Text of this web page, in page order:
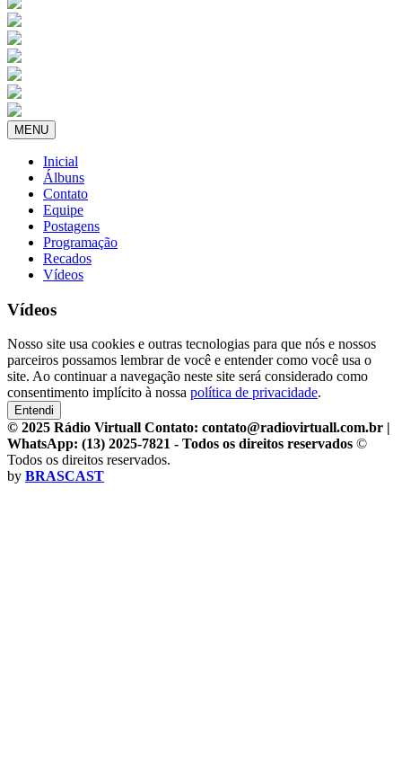
MENU
Inicial
Álbuns
Contato
Equipe
Postagens
Programação
Recados
Vídeos
Vídeos
Nosso site usa cookies e outras tecnologias para que nós e nossos
parceiros possamos lembrar de você e entender como você usa o
site. Ao continuar a navegação neste site será considerado como
consentimento implícito à nossa política de privacidade.
Entendi
© 2025 Rádio Virtuall Contato: contato@radiovirtuall.com.br |
WhatsApp: (13) 2025-7821 - Todos os direitos reservados ©
Todos os direitos reservados.
by BRASCAST